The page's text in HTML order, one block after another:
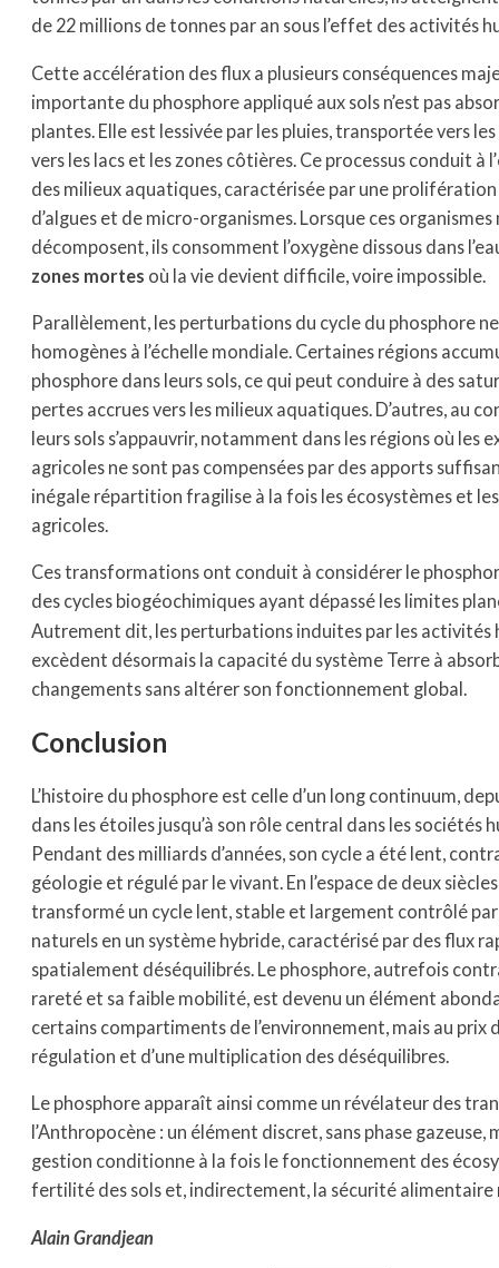
de 22 millions de tonnes par an sous l’effet des activités
Cette accélération des flux a plusieurs conséquences
importante du phosphore appliqué aux sols n’est pas
plantes. Elle est lessivée par les pluies, transportée vers
vers les lacs et les zones côtières. Ce processus conduit à l’
des milieux aquatiques, caractérisée par une prolifération
d’algues et de micro-organismes. Lorsque ces
décomposent, ils consomment l’oxygène dissous dans
zones mortes où la vie devient difficile, voire impossible.
Parallèlement, les perturbations du cycle du phosphore
homogènes à l’échelle mondiale. Certaines régions
phosphore dans leurs sols, ce qui peut conduire à des
pertes accrues vers les milieux aquatiques. D’autres, au
leurs sols s’appauvrir, notamment dans les régions où les
agricoles ne sont pas compensées par des apports
inégale répartition fragilise à la fois les écosystèmes et
agricoles.
Ces transformations ont conduit à considérer le
des cycles biogéochimiques ayant dépassé les limites
Autrement dit, les perturbations induites par les activités
excèdent désormais la capacité du système Terre à
changements sans altérer son fonctionnement global.
Conclusion
L’histoire du phosphore est celle d’un long continuum,
dans les étoiles jusqu’à son rôle central dans les sociétés
Pendant des milliards d’années, son cycle a été lent,
géologie et régulé par le vivant. En l’espace de deux
transformé un cycle lent, stable et largement contrôlé par
naturels en un système hybride, caractérisé par des flux
spatialement déséquilibrés. Le phosphore, autrefois
rareté et sa faible mobilité, est devenu un élément
certains compartiments de l’environnement, mais au prix
régulation et d’une multiplication des déséquilibres.
Le phosphore apparaît ainsi comme un révélateur des
l’Anthropocène : un élément discret, sans phase gazeuse,
gestion conditionne à la fois le fonctionnement des
fertilité des sols et, indirectement, la sécurité alimentaire
Alain Grandjean